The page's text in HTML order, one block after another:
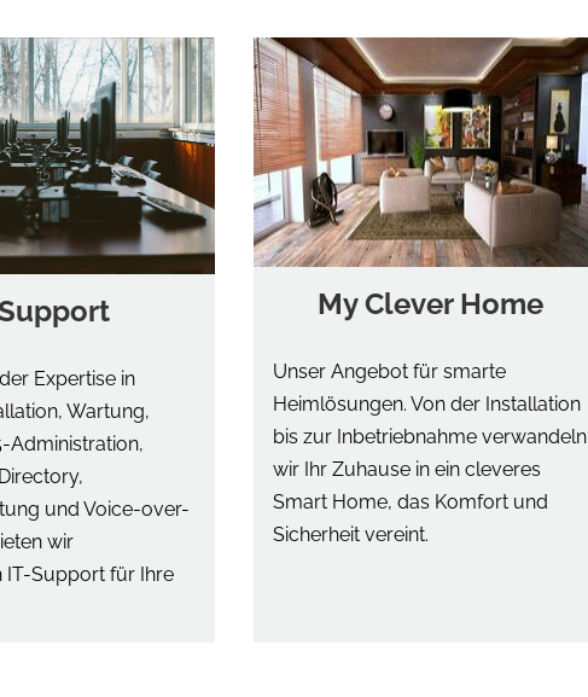
Expertise in
Wartung,
Administration,
und Voice-over-
wir
IT-Support für Ihre
My Clever Home
Unser Angebot für smarte
Heimlösungen. Von der Installation
bis zur Inbetriebnahme verwandeln
wir Ihr Zuhause in ein cleveres
Smart Home, das Komfort und
Sicherheit vereint.